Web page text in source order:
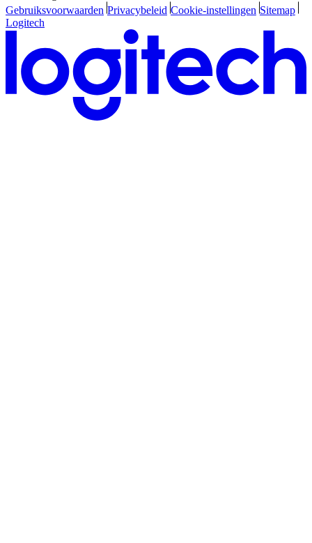
Gebruiksvoorwaarden Privacybeleid Cookie-instellingen Sitemap
Logitech